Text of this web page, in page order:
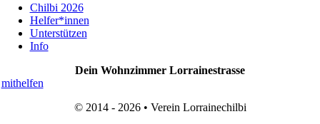
Chilbi 2026
Helfer*innen
Unterstützen
Info
Dein Wohnzimmer Lorrainestrasse
mithelfen
© 2014 - 2026 • Verein Lorrainechilbi